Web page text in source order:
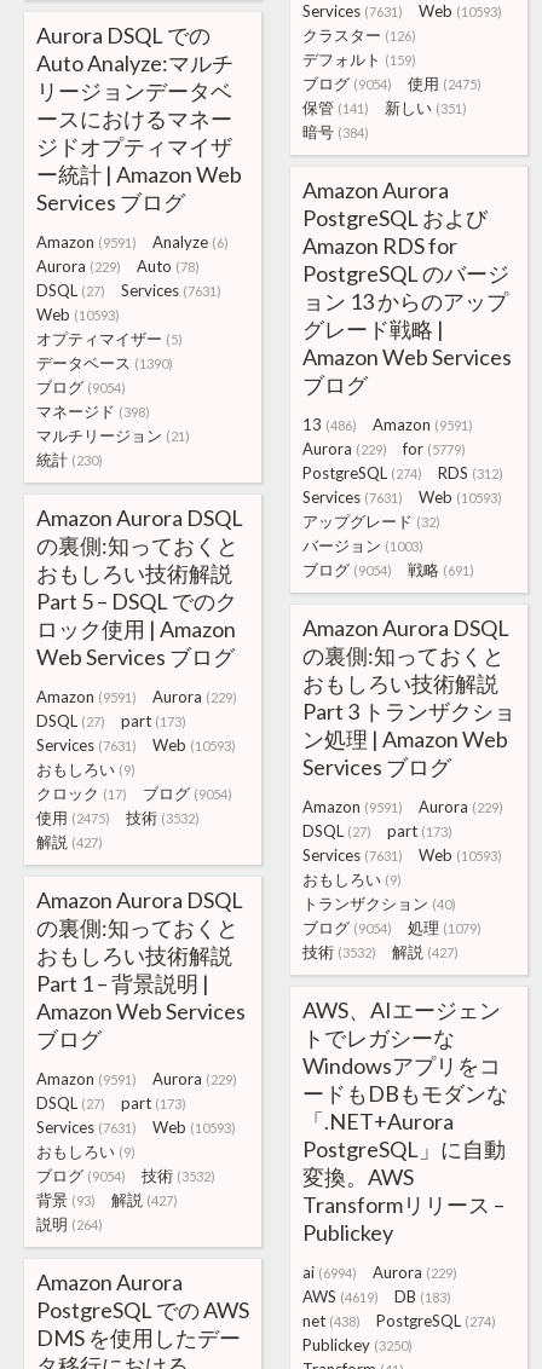
Services (7631) Web (10593)
クラスター (126)
デフォルト (159)
ブログ (9054) 使用 (2475)
保管 (141) 新しい (351)
暗号 (384)
Aurora DSQL での
Auto Analyze:マルチ
リージョンデータベ
ースにおけるマネー
ジドオプティマイザ
ー統計 | Amazon Web
Services ブログ
Amazon (9591) Analyze (6)
Aurora (229) Auto (78)
DSQL (27) Services (7631)
Web (10593)
オプティマイザー (5)
データベース (1390)
ブログ (9054)
マネージド (398)
マルチリージョン (21)
統計 (230)
Amazon Aurora
PostgreSQL および
Amazon RDS for
PostgreSQL のバージ
ョン 13 からのアップ
グレード戦略 |
Amazon Web Services
ブログ
13 (486) Amazon (9591)
Aurora (229) for (5779)
PostgreSQL (274) RDS (312)
Services (7631) Web (10593)
アップグレード (32)
バージョン (1003)
ブログ (9054) 戦略 (691)
Amazon Aurora DSQL
の裏側:知っておくと
おもしろい技術解説
Part 5 – DSQL でのク
ロック使用 | Amazon
Web Services ブログ
Amazon (9591) Aurora (229)
DSQL (27) part (173)
Services (7631) Web (10593)
おもしろい (9)
クロック (17) ブログ (9054)
使用 (2475) 技術 (3532)
解説 (427)
Amazon Aurora DSQL
の裏側:知っておくと
おもしろい技術解説
Part 3 トランザクショ
ン処理 | Amazon Web
Services ブログ
Amazon (9591) Aurora (229)
DSQL (27) part (173)
Services (7631) Web (10593)
おもしろい (9)
トランザクション (40)
ブログ (9054) 処理 (1079)
技術 (3532) 解説 (427)
Amazon Aurora DSQL
の裏側:知っておくと
おもしろい技術解説
Part 1 – 背景説明 |
Amazon Web Services
ブログ
Amazon (9591) Aurora (229)
DSQL (27) part (173)
Services (7631) Web (10593)
おもしろい (9)
ブログ (9054) 技術 (3532)
背景 (93) 解説 (427)
説明 (264)
AWS、AIエージェン
トでレガシーな
Windowsアプリをコ
ードもDBもモダンな
「.NET+Aurora
PostgreSQL」に自動
変換。AWS
Transformリリース –
Publickey
ai (6994) Aurora (229)
AWS (4619) DB (183)
net (438) PostgreSQL (274)
Publickey (3250)
Amazon Aurora
PostgreSQL での AWS
DMS を使用したデー